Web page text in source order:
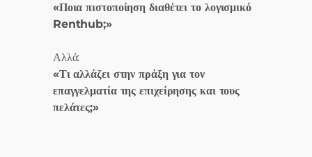
«Ποια πιστοποίηση διαθέτει το λογισμικό
Renthub;»
Αλλά:
«Τι αλλάζει στην πράξη για τον
επαγγελματία της επιχείρησης και τους
πελάτες;»